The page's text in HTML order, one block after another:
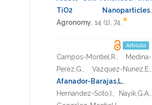
TiO2 Nanoparticles.
Agronomy 14 (1), 74 *
Artículo
Campos-Montiel,R.
Medina-
Perez,G.
Vazquez-Nunez,E.
Afanador-Barajas,L.
Hernandez-Soto,I.
Nayik,G.A.